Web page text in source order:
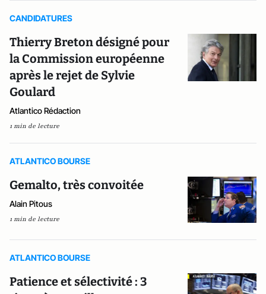
CANDIDATURES
Thierry Breton désigné pour
la Commission européenne
après le rejet de Sylvie
Goulard
Atlantico Rédaction
1 min de lecture
ATLANTICO BOURSE
Gemalto, très convoitée
Alain Pitous
1 min de lecture
ATLANTICO BOURSE
Patience et sélectivité : 3